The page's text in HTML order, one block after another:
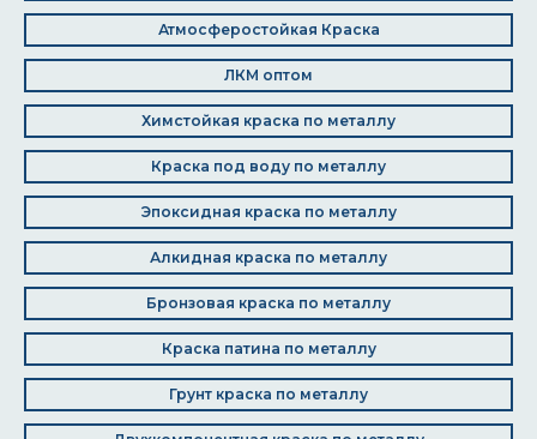
Атмосферостойкая Краска
ЛКМ оптом
Химстойкая краска по металлу
Краска под воду по металлу
Эпоксидная краска по металлу
Алкидная краска по металлу
Бронзовая краска по металлу
Краска патина по металлу
Грунт краска по металлу